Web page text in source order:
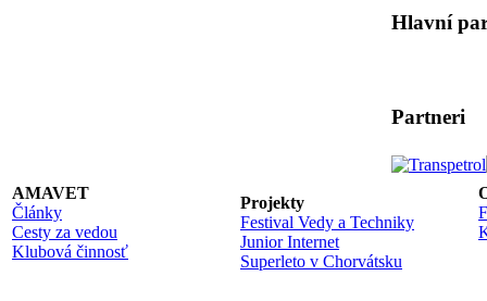
Hlavní
Partneri
AMAVET
Články
Cesty za vedou
Klubová činnosť
Projekty
Festival Vedy a Techniky
Junior Internet
Superleto v Chorvátsku